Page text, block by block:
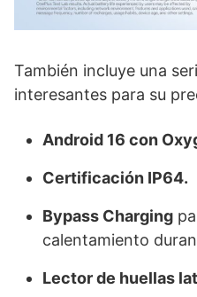
También incluye una
interesantes para su
Android 16 con
Certificación IP64.
Bypass Charging
calentamiento
Lector de huellas